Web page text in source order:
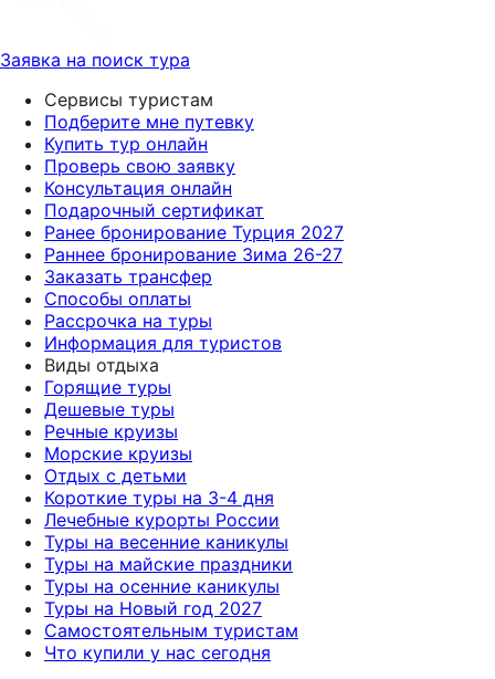
Заявка на поиск тура
Сервисы туристам
Подберите мне путевку
Купить тур онлайн
Проверь свою заявку
Консультация онлайн
Подарочный сертификат
Ранее бронирование Турция 2027
Раннее бронирование Зима 26-27
Заказать трансфер
Способы оплаты
Рассрочка на туры
Информация для туристов
Виды отдыха
Горящие туры
Дешевые туры
Речные круизы
Морские круизы
Отдых с детьми
Короткие туры на 3-4 дня
Лечебные курорты России
Туры на весенние каникулы
Туры на майские праздники
Туры на осенние каникулы
Туры на Новый год 2027
Самостоятельным туристам
Что купили у нас сегодня